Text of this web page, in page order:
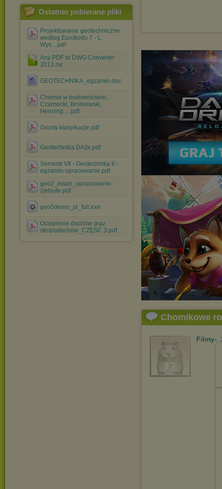
Ostatnio pobierane pliki
Projektowanie geotechniczne
według Eurokodu 7 - L.
Wys....pdf
Any PDF to DWG Converter
2013.rar
GEOTECHNIKA_egzamin.doc
Chemia w budownictwie,
Czarnecki, Broniewski,
Henning ....pdf
Grunty klasyikacje.pdf
Geotechnika DA3x.pdf
Semestr VII - Geotechnika II -
egzamin opracowanie.pdf
geo2_exam_opracowanie-
zjebiste.pdf
geo5demo_pl_full.exe
Ocieplenie dachów oraz
stropodachów_CZĘŚĆ 3.pdf
Chomikowe
Filmy-